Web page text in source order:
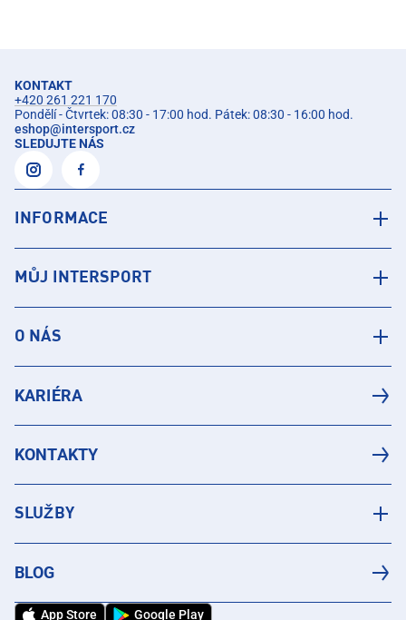
KONTAKT
+420 261 221 170
Pondělí - Čtvrtek: 08:30 - 17:00 hod. Pátek: 08:30 - 16:00 hod.
eshop@intersport.cz
SLEDUJTE NÁS
INFORMACE
MŮJ INTERSPORT
O NÁS
KARIÉRA
KONTAKTY
SLUŽBY
BLOG
App Store Google Play